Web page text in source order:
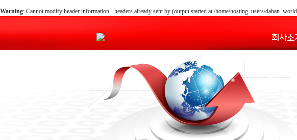
Warning: Cannot modify header information - headers already sent by (output started at /home/hosting_users/
회사소